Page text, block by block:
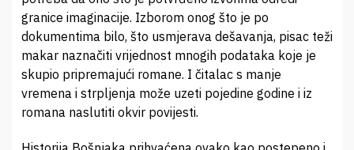
granice imaginacije. Izborom onog što je po
dokumentima bilo, što usmjerava dešavanja, pisac teži
makar naznačiti vrijednost mnogih podataka koje je
skupio pripremajući romane. I čitalac s manje
vremena i strpljenja može uzeti pojedine godine i iz
romana naslutiti okvir povijesti.